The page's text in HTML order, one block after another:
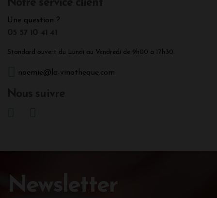
Une question ?
Standard ouvert du Lundi au Vendredi de 9h00 à 17h30.
noemie@la-vinotheque.com
Newsletter